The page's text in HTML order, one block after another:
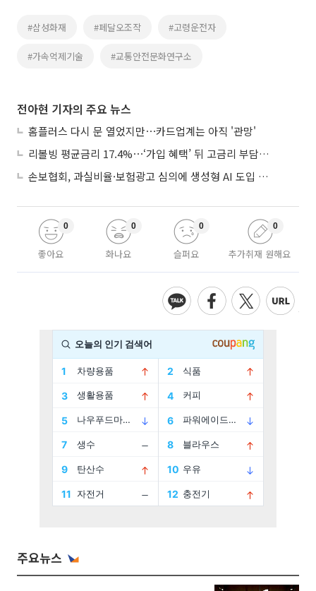
#삼성화재 #페달오조작 #고령운전자
#가속억제기술 #교통안전문화연구소
전아현 기자의 주요 뉴스
홈플러스 다시 문 열었지만⋯카드업계는 아직 '관망'
리볼빙 평균금리 17.4%⋯‘가입 혜택’ 뒤 고금리 부담 주의
손보협회, 과실비율·보험광고 심의에 생성형 AI 도입 추진
좋아요
0
화나요
0
슬퍼요
0
추가취재 원해요
0
주요뉴스